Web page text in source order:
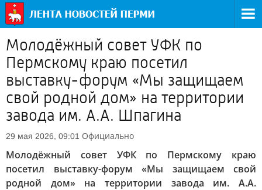
Молодёжный совет УФК по
Пермскому краю посетил
выставку-форум «Мы защищаем
свой родной дом» на территории
завода им. А.А. Шпагина
29 мая 2026, 09:01 Официально
Молодёжный совет УФК по Пермскому краю
посетил выставку-форум «Мы защищаем свой
родной дом» на территории завода им. А.А.